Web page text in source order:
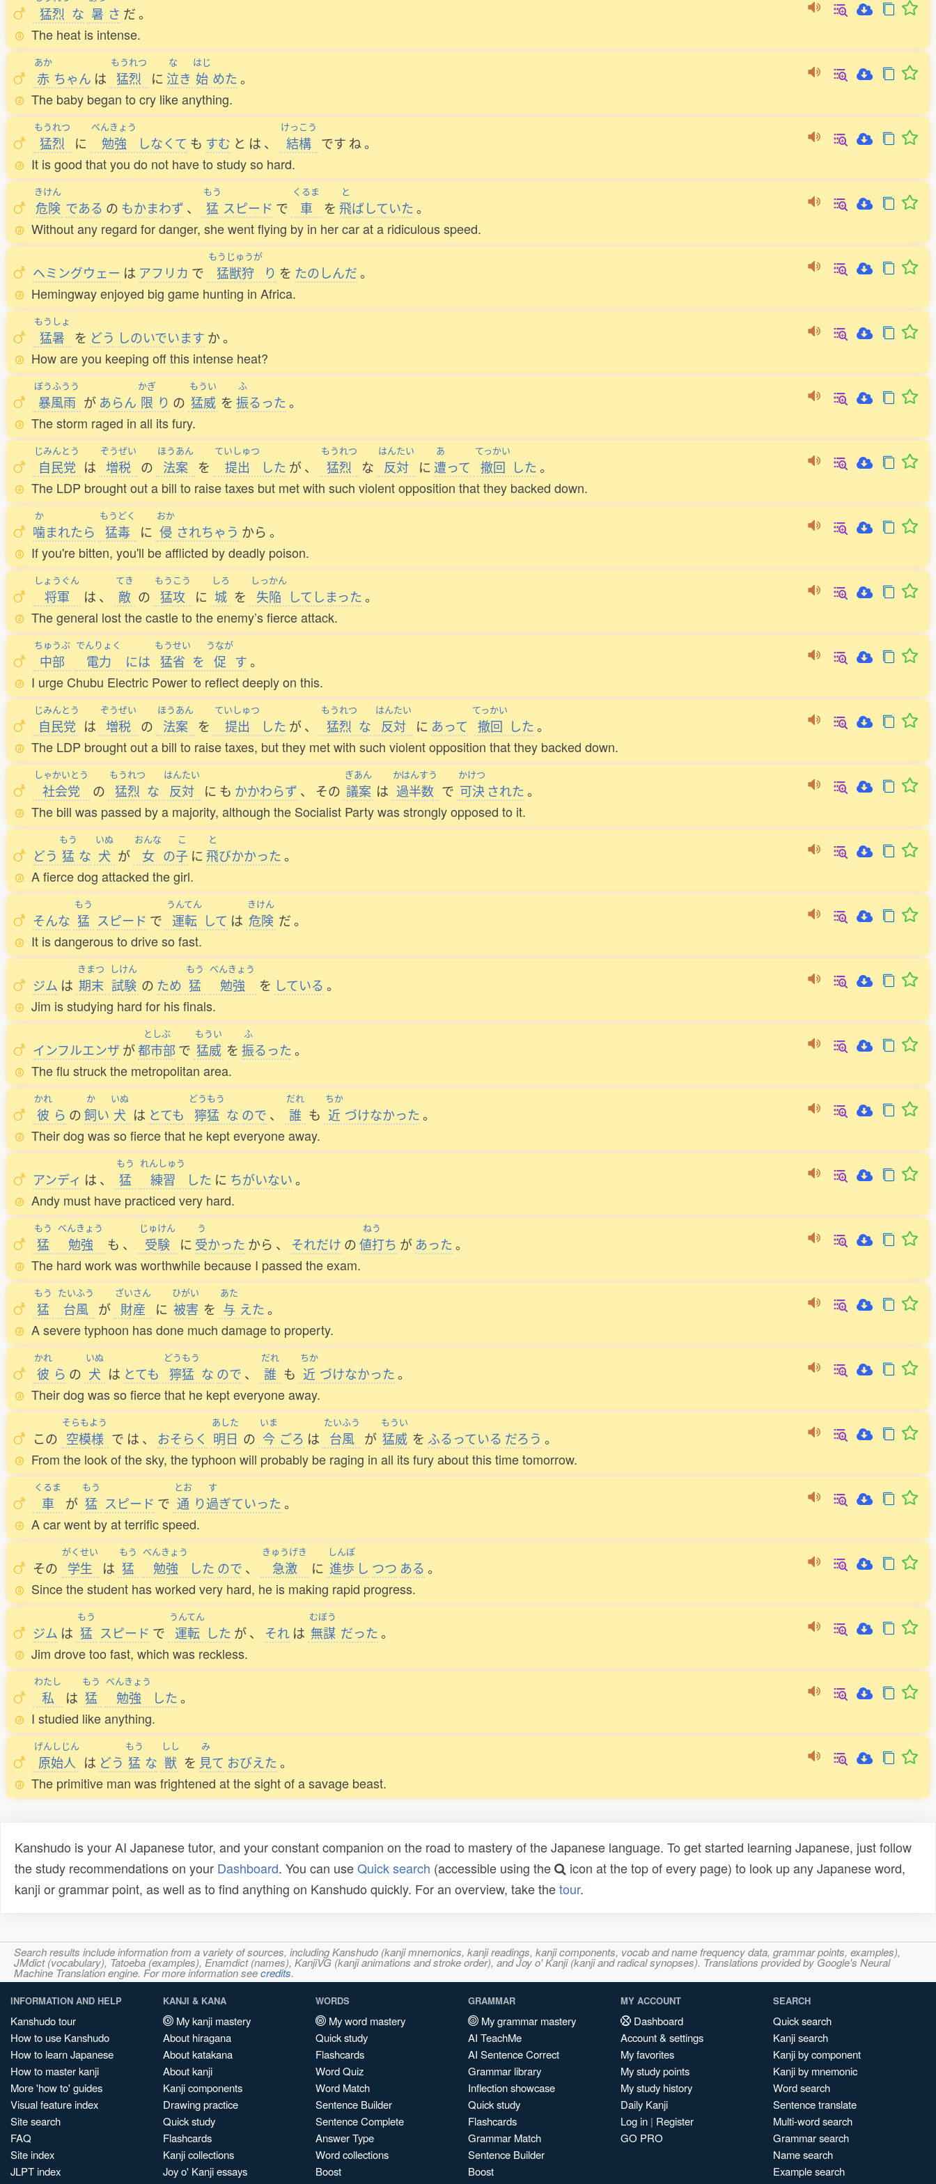
猛烈 な 暑 さ だ。
The heat is intense.
あか
赤 ちゃん は
もうれつ
猛烈 に
な
泣き
はじ
始 めた。
The baby began to cry like anything.
もうれつ
猛烈 に
べんきょう
勉強 しなくて も すむ と は 、
けっこう
結構 です ね。
It is good that you do not have to study so hard.
きけん
危険 である の もかまわず 、
もう
猛 スピード で
くるま
車 を
と
飛ばしていた。
Without any regard for danger, she went flying by in her car at a ridiculous speed.
ヘミングウェー は アフリカ で
もうじゅうが
猛獣狩 り を たのしんだ。
Hemingway enjoyed big game hunting in Africa.
もうしょ
猛暑 を どう しのいでいます か。
How are you keeping off this intense heat?
ぼうふうう
暴風雨 が あらん
かぎ
限 り の
もうい
猛威 を
ふ
振るった。
The storm raged in all its fury.
じみんとう
自民党 は
ぞうぜい
増税 の
ほうあん
法案 を
ていしゅつ
提出 した が、
もうれつ
猛烈 な
はんたい
反対 に
あ
遭って
てっかい
撤回 した。
The LDP brought out a bill to raise taxes but met with such violent opposition that they backed down.
か
噛まれたら
もうどく
猛毒 に
おか
侵 されちゃう から 。
If you're bitten, you'll be afflicted by deadly poison.
しょうぐん
将軍 は 、
てき
敵 の
もうこう
猛攻 に
しろ
城 を
しっかん
失陥 してしまった。
The general lost the castle to the enemy’s fierce attack.
ちゅうぶ
中部
でんりょく
電力 には
もうせい
猛省 を
うなが
促 す。
I urge Chubu Electric Power to reflect deeply on this.
じみんとう
自民党 は
ぞうぜい
増税 の
ほうあん
法案 を
ていしゅつ
提出 した が、
もうれつ
猛烈 な
はんたい
反対 に あって
てっかい
撤回 した。
The LDP brought out a bill to raise taxes, but they met with such violent opposition that they backed down.
しゃかいとう
社会党 の
もうれつ
猛烈 な
はんたい
反対 に も かかわらず 、 その
ぎあん
議案 は
かはんすう
過半数 で
かけつ
可決 された。
The bill was passed by a majority, although the Socialist Party was strongly opposed to it.
どう
もう
猛 な
いぬ
犬 が
おんな
女 の
こ
子 に
と
飛びかかった。
A fierce dog attacked the girl.
そんな
もう
猛 スピード で
うんてん
運転 して は
きけん
危険 だ。
It is dangerous to drive so fast.
ジム は
きまつ
期末
しけん
試験 の ため
もう
猛
べんきょう
勉強 を している 。
Jim is studying hard for his finals.
インフルエンザ が
としぶ
都市部で
もうい
猛威 を
ふ
振るった。
The flu struck the metropolitan area.
かれ
彼 ら の
か
飼い
いぬ
犬 は とても
どうもう
獰猛 な ので 、
だれ
誰 も
ちか
近 づけなかった。
Their dog was so fierce that he kept everyone away.
アンディ は 、
もう
猛
れんしゅう
練習 した に ちがいない。
Andy must have practiced very hard.
もう
猛
べんきょう
勉強 も 、
じゅけん
受験 に
う
受かった から 、 それだけ の
ねう
値打ち が あった。
The hard work was worthwhile because I passed the exam.
もう
猛
たいふう
台風 が
ざいさん
財産 に
ひがい
被害 を
あた
与 えた。
A severe typhoon has done much damage to property.
かれ
彼 ら の
いぬ
犬 は とても
どうもう
獰猛 な ので 、
だれ
誰 も
ちか
近 づけなかった。
Their dog was so fierce that he kept everyone away.
この
そらもよう
空模様 で は 、 おそらく
あした
明日 の
いま
今 ごろ は
たいふう
台風 が
もうい
猛威 を ふるっている だろう 。
From the look of the sky, the typhoon will probably be raging in all its fury about this time tomorrow.
くるま
車 が
もう
猛 スピード で
とお
通 り
す
過ぎていった。
A car went by at terrific speed.
その
がくせい
学生 は
もう
猛
べんきょう
勉強 した ので 、
きゅうげき
急激 に
しんぽ
進歩 し つつ ある 。
Since the student has worked very hard, he is making rapid progress.
ジム は
もう
猛 スピード で
うんてん
運転 した が、 それ は
むぼう
無謀 だった。
Jim drove too fast, which was reckless.
わたし
私 は
もう
猛
べんきょう
勉強 した。
I studied like anything.
げんしじん
原始人 は どう
もう
猛 な
しし
獣 を
み
見て おびえた。
The primitive man was frightened at the sight of a savage beast.
Kanshudo is your AI Japanese tutor, and your constant companion on the road to mastery of the Japanese language. To get started learning Japanese, just follow
the study recommendations on your Dashboard. You can useQuick search (accessible using the
icon at the top of every page) to look up any Japanese word,
kanji or grammar point, as well as to find anything on Kanshudo quickly. For an overview, take thetour.
Search results include information from a variety of sources, including Kanshudo (kanji mnemonics, kanji readings, kanji components, vocab and name frequency data, grammar points, examples),
JMdict (vocabulary), Tatoeba (examples), Enamdict (names), KanjiVG (kanji animations and stroke order), and Joy o' Kanji (kanji and radical synopses). Translations provided by Google's Neural
Machine Translation engine. For more information seecredits.
INFORMATION AND HELP
Kanshudo tour
How to use Kanshudo
How to learn Japanese
How to master kanji
More 'how to' guides
Visual feature index
Site search
FAQ
Site index
JLPT index
KANJI & KANA
My kanji mastery
About hiragana
About katakana
About kanji
Kanji components
Drawing practice
Quick study
Flashcards
Kanji collections
Joy o' Kanji essays
WORDS
My word mastery
Quick study
Flashcards
Word Quiz
Word Match
Sentence Builder
Sentence Complete
Answer Type
Word collections
Boost
GRAMMAR
My grammar mastery
AI TeachMe
AI Sentence Correct
Grammar library
Inflection showcase
Quick study
Flashcards
Grammar Match
Sentence Builder
Boost
MY ACCOUNT
Dashboard
Account & settings
My favorites
My study points
My study history
Daily Kanji
Log in | Register
GO PRO
SEARCH
Quick search
Kanji search
Kanji by component
Kanji by mnemonic
Word search
Sentence translate
Multi-word search
Grammar search
Name search
Example search